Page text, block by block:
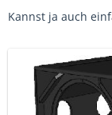
Kannst ja auch